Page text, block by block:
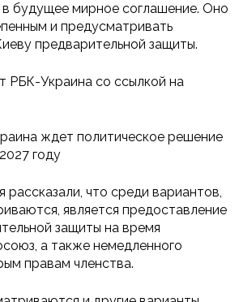
в будущее мирное соглашение. Оно
и предусматривать
предварительной защиты.
РБК-Украина со ссылкой на
ждет политическое решение
году
рассказали, что среди вариантов,
является предоставление
защиты на время
а также немедленного
правам членства.